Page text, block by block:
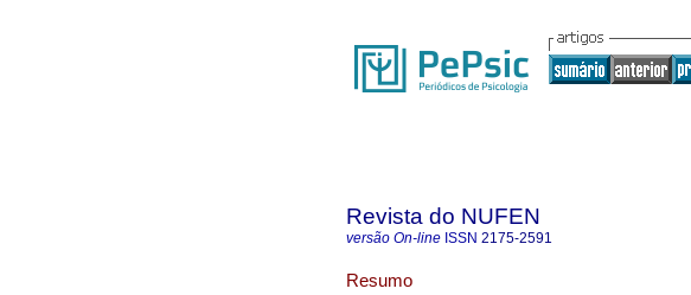
Revista do NUFEN
versão On-line ISSN 2175-2591
Resumo